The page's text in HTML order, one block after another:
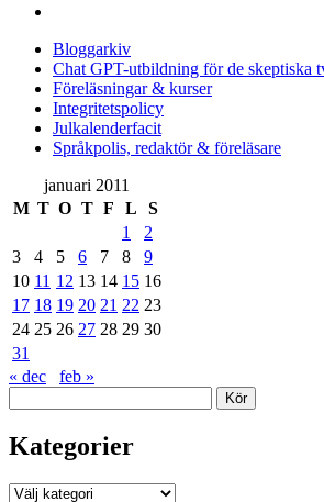
Bloggarkiv
Chat GPT-utbildning för de skeptiska
Föreläsningar & kurser
Integritetspolicy
Julkalenderfacit
Språkpolis, redaktör & föreläsare
Sidopanel
januari 2011
M T O T F L
S
1
2
3
4 5 6 7 8
9
10 11 12 13 14 15 16
17 18 19 20 21 22 23
24 25 26 27 28 29 30
31
« dec
feb »
Kategorier
Kategorier